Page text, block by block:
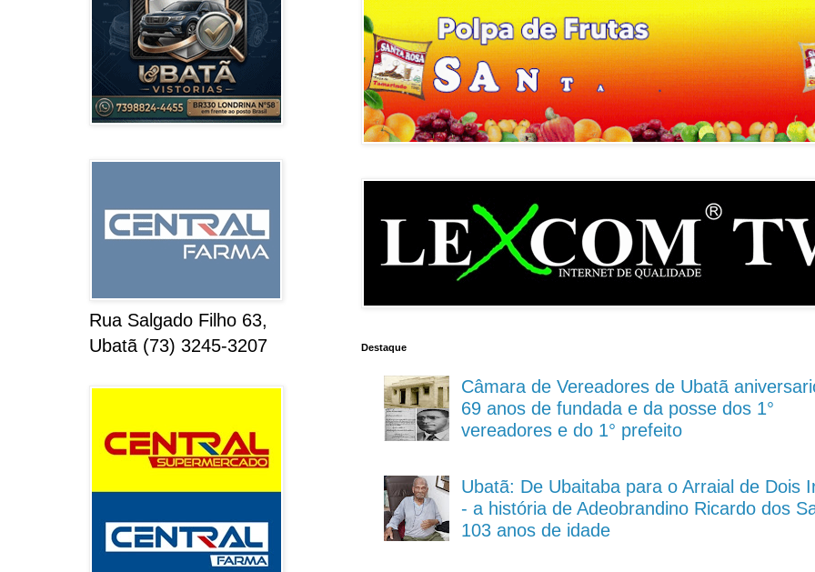
Destaque
Câmara de Vereadores de Ubatã
69 anos de fundada e da posse dos 1°
vereadores e do 1° prefeito
Ubatã: De Ubaitaba para o Arraial de Dois
- a história de Adeobrandino Ricardo dos
103 anos de idade
Rua Salgado Filho 63,
Ubatã (73) 3245-3207